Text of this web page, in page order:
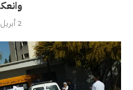
2 أبريل، 2020